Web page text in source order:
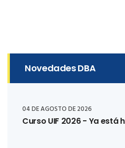
Novedades DBA
04 DE AGOSTO DE 2026
Curso UIF 2026 - Ya está